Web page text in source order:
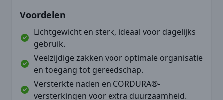
Voordelen
Lichtgewicht en sterk, ideaal voor dagelijks
gebruik.
Veelzijdige zakken voor optimale organisatie
en toegang tot gereedschap.
Versterkte naden en CORDURA®-
versterkingen voor extra duurzaamheid.